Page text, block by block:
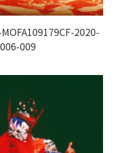
2020-
009